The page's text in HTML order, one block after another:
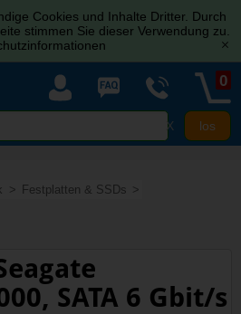
Cookies und Inhalte Dritter. Durch
stimmen Sie dieser Verwendung zu.
[x]
X
0
Festplatten & SSDs
SATA 6 Gbit/s